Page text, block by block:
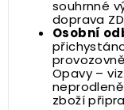
souhrnné
doprava
Osobní
Opavy – viz
zboží